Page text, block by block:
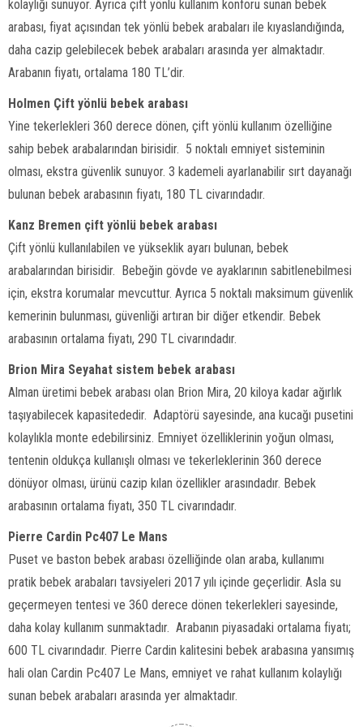
kolaylığı sunuyor. Ayrıca çift yönlü kullanım konforu sunan bebek
arabası, fiyat açısından tek yönlü bebek arabaları ile kıyaslandığında,
daha cazip gelebilecek bebek arabaları arasında yer almaktadır.
Arabanın fiyatı, ortalama 180 TL’dir.
Holmen Çift yönlü bebek arabası
Yine tekerlekleri 360 derece dönen, çift yönlü kullanım özelliğine
sahip bebek arabalarından birisidir. 5 noktalı emniyet sisteminin
olması, ekstra güvenlik sunuyor. 3 kademeli ayarlanabilir sırt dayanağı
bulunan bebek arabasının fiyatı, 180 TL civarındadır.
Kanz Bremen çift yönlü bebek arabası
Çift yönlü kullanılabilen ve yükseklik ayarı bulunan, bebek
arabalarından birisidir. Bebeğin gövde ve ayaklarının sabitlenebilmesi
için, ekstra korumalar mevcuttur. Ayrıca 5 noktalı maksimum güvenlik
kemerinin bulunması, güvenliği artıran bir diğer etkendir. Bebek
arabasının ortalama fiyatı, 290 TL civarındadır.
Brion Mira Seyahat sistem bebek arabası
Alman üretimi bebek arabası olan Brion Mira, 20 kiloya kadar ağırlık
taşıyabilecek kapasitededir. Adaptörü sayesinde, ana kucağı pusetini
kolaylıkla monte edebilirsiniz. Emniyet özelliklerinin yoğun olması,
tentenin oldukça kullanışlı olması ve tekerleklerinin 360 derece
dönüyor olması, ürünü cazip kılan özellikler arasındadır. Bebek
arabasının ortalama fiyatı, 350 TL civarındadır.
Pierre Cardin Pc407 Le Mans
Puset ve baston bebek arabası özelliğinde olan araba, kullanımı
pratik bebek arabaları tavsiyeleri 2017 yılı içinde geçerlidir. Asla su
geçermeyen tentesi ve 360 derece dönen tekerlekleri sayesinde,
daha kolay kullanım sunmaktadır. Arabanın piyasadaki ortalama fiyatı;
600 TL civarındadır. Pierre Cardin kalitesini bebek arabasına yansımış
hali olan Cardin Pc407 Le Mans, emniyet ve rahat kullanım kolaylığı
sunan bebek arabaları arasında yer almaktadır.